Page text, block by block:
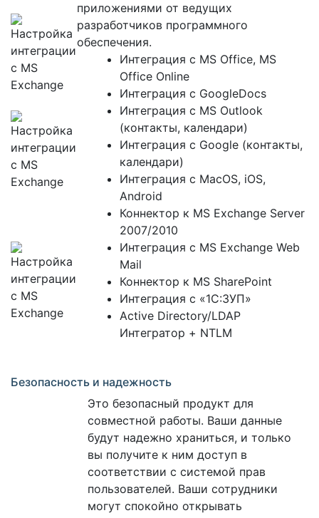
приложениями от ведущих
разработчиков программного
обеспечения.
Интеграция с MS Office, MS
Office Online
Интеграция с GoogleDocs
Интеграция с MS Outlook
(контакты, календари)
Интеграция с Google (контакты,
календари)
Интеграция с MacOS, iOS,
Android
Коннектор к MS Exchange Server
2007/2010
Интеграция с MS Exchange Web
Mail
Коннектор к MS SharePoint
Интеграция с «1С:ЗУП»
Active Directory/LDAP
Интегратор + NTLM
Безопасность и надежность
Это безопасный продукт для
совместной работы. Ваши данные
будут надежно храниться, и только
вы получите к ним доступ в
соответствии с системой прав
пользователей. Ваши сотрудники
могут спокойно открывать